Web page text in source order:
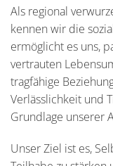
Als regional
kennen wir die
ermöglicht es uns,
vertrauten
tragfähige
Verlässlichkeit und
Grundlage unserer
Unser Ziel ist es,